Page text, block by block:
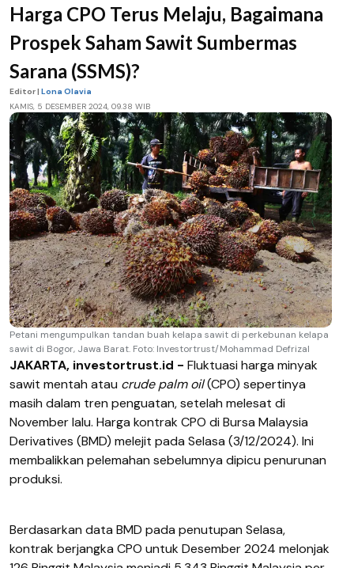
Harga CPO Terus Melaju, Bagaimana
Prospek Saham Sawit Sumbermas
Sarana (SSMS)?
Editor | Lona Olavia
KAMIS, 5 DESEMBER 2024, 09.38 WIB
Petani mengumpulkan tandan buah kelapa sawit di perkebunan kelapa
sawit di Bogor, Jawa Barat. Foto: Investortrust/Mohammad Defrizal
JAKARTA, investortrust.id - Fluktuasi harga minyak
sawit mentah atau crude palm oil(CPO) sepertinya
masih dalam tren penguatan, setelah melesat di
November lalu. Harga kontrak CPO di Bursa Malaysia
Derivatives (BMD) melejit pada Selasa (3/12/2024). Ini
membalikkan pelemahan sebelumnya dipicu penurunan
produksi.
Berdasarkan data BMD pada penutupan Selasa,
kontrak berjangka CPO untuk Desember 2024 melonjak